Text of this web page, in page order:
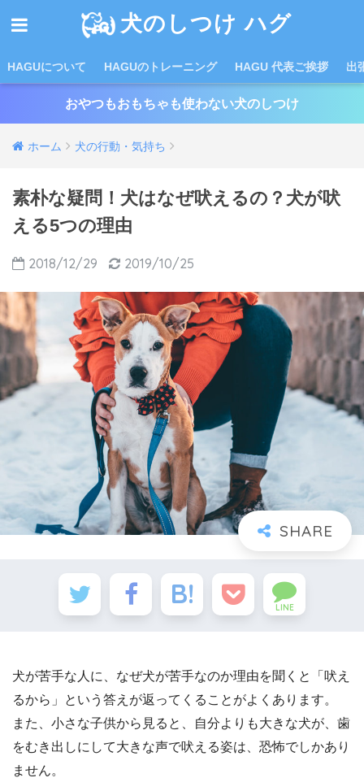
犬のしつけ ハグ
HAGUについて HAGUのトレーニング HAGU 代表ご挨拶 出
おやつもおもちゃも使わない犬のしつけ
ホーム 犬の行動・気持ち
素朴な疑問！犬はなぜ吠えるの？犬が吠
える5つの理由
2018/12/29 2019/10/25
LINE
犬が苦手な人に、なぜ犬が苦手なのか理由を聞くと「吠え
るから」という答えが返ってくることがよくあります。
また、小さな子供から見ると、自分よりも大きな犬が、歯
をむき出しにして大きな声で吠える姿は、恐怖でしかあり
ません。